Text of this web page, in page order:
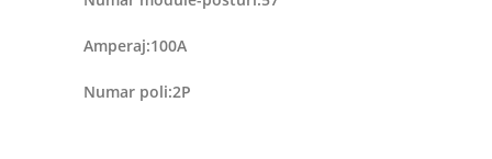
Amperaj:100A
Numar poli:2P